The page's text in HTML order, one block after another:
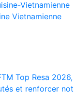
Vietnamienne
Top Resa
et renforcer